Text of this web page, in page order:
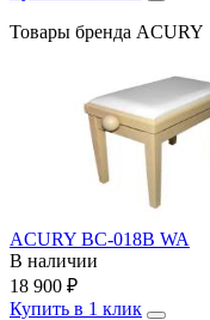
Товары бренда ACURY
ACURY BC-018B WA
В наличии
18 900 ₽
Купить в 1 клик